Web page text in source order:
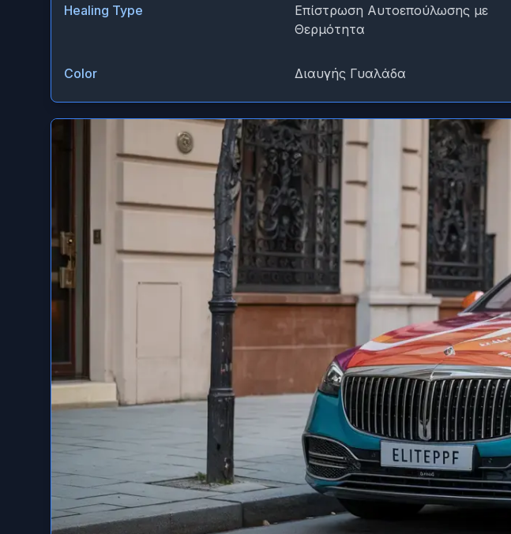
Healing Type
Επίστρωση Αυτοεπούλωσης με
Θερμότητα
Color Διαυγής Γυαλάδα